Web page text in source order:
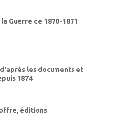
Guerre de 1870-1871
les documents et
1874
éditions